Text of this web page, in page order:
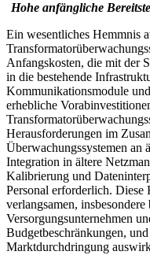
Hohe anfängliche
Ein wesentliches Hemmnis
Anfangskosten, die mit der
in die bestehende
Kommunikationsmodule
erhebliche
Herausforderungen im
Überwachungssystemen an
Integration in ältere
Kalibrierung und
Personal erforderlich.
verlangsamen, insbesondere
Versorgungsunternehmen
Budgetbeschränkungen,
Marktdurchdringung